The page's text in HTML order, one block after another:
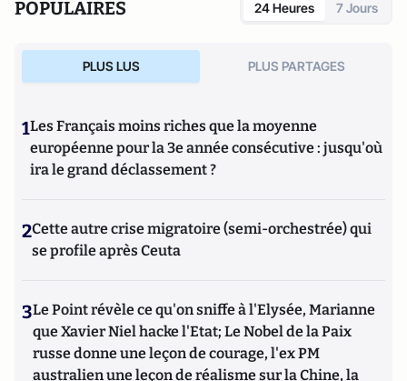
POPULAIRES 24 Heures 7 Jours
PLUS LUS PLUS PARTAGES
1Les Français moins riches que la moyenne
européenne pour la 3e année consécutive : jusqu'où
ira le grand déclassement ?
2Cette autre crise migratoire (semi-orchestrée) qui
se profile après Ceuta
3Le Point révèle ce qu'on sniffe à l'Elysée, Marianne
que Xavier Niel hacke l'Etat; Le Nobel de la Paix
russe donne une leçon de courage, l'ex PM
australien une leçon de réalisme sur la Chine, la